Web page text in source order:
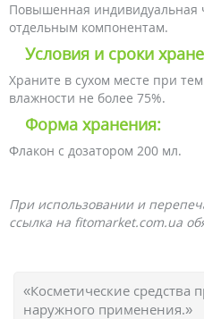
Повышенная индивидуальная
отдельным компонентам.
Условия и сроки
Храните в сухом месте при
влажности не более 75%.
Форма хранения:
Флакон с дозатором 200 мл.
При использовании и
ссылка на fitomarket.com.ua
«Косметические средства
наружного применения.»